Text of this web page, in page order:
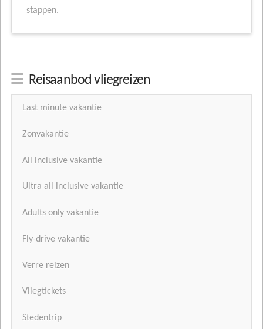
stappen.
Reisaanbod vliegreizen
Last minute vakantie
Zonvakantie
All inclusive vakantie
Ultra all inclusive vakantie
Adults only vakantie
Fly-drive vakantie
Verre reizen
Vliegtickets
Stedentrip